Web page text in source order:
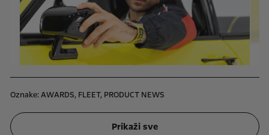
Oznake:AWARDS, FLEET, PRODUCT NEWS
Prikaži sve